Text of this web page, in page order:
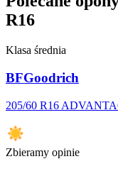
R16
Klasa średnia
BFGoodrich
205/60 R16
Zbieramy opinie